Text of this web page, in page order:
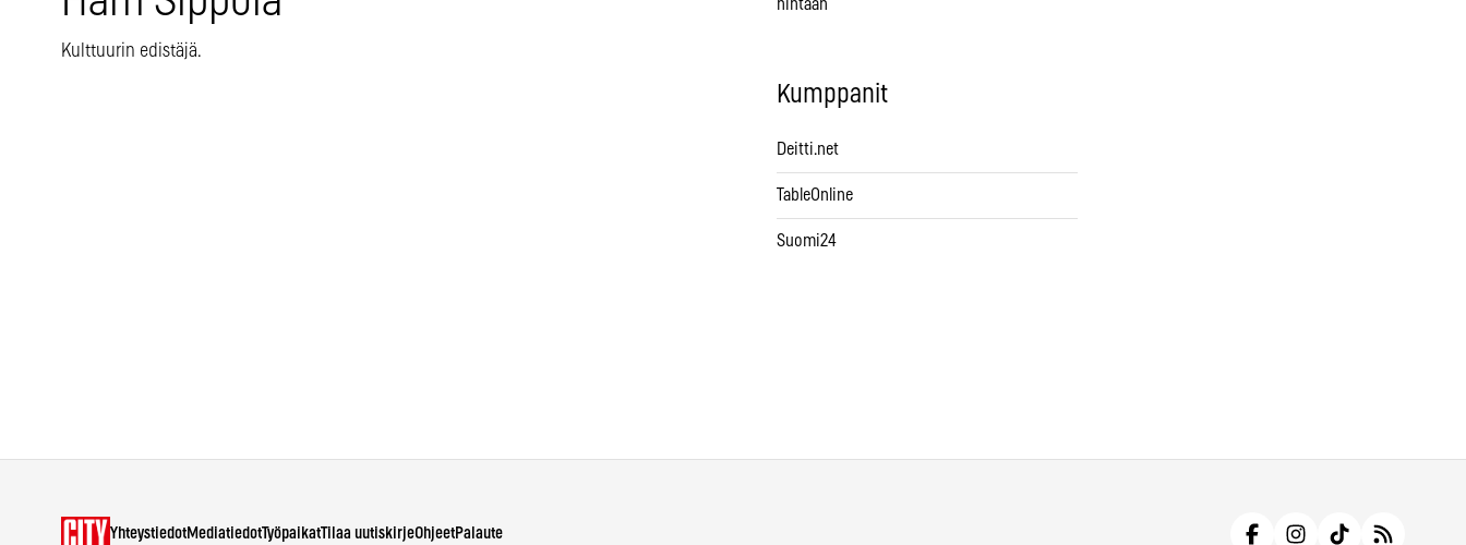
Kulttuurin edistäjä.
hintaan
Kumppanit
Deitti.net
TableOnline
Suomi24
YhteystiedotMediatiedotTyöpaikatTilaa uutiskirjeOhjeetPalaute